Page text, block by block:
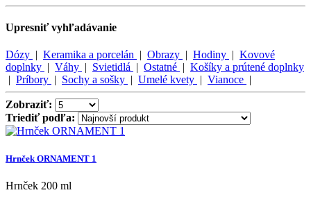
Upresniť vyhľadávanie
Dózy | Keramika a porcelán | Obrazy | Hodiny | Kovové
doplnky | Váhy | Svietidlá | Ostatné | Košíky a prútené doplnky
| Príbory | Sochy a sošky | Umelé kvety | Vianoce |
Zobraziť:
Triediť podľa:
Hrnček ORNAMENT 1
Hrnček 200 ml